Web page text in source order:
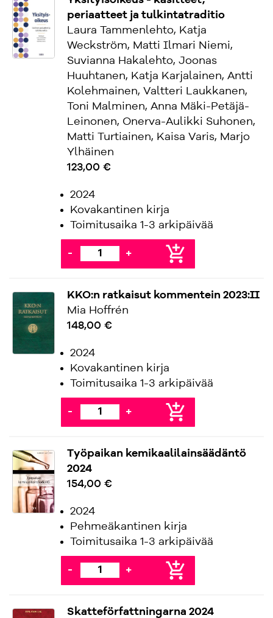
periaatteet ja tulkintatraditio
Laura Tammenlehto, Katja
Weckström, Matti Ilmari Niemi,
Suvianna Hakalehto, Joonas
Huuhtanen, Katja Karjalainen, Antti
Kolehmainen, Valtteri Laukkanen,
Toni Malminen, Anna Mäki-Petäjä-
Leinonen, Onerva-Aulikki Suhonen,
Matti Turtiainen, Kaisa Varis, Marjo
Ylhäinen
123,00 €
2024
Kovakantinen kirja
Toimitusaika 1-3 arkipäivää
- + add_shopping_cart
KKO:n ratkaisut kommentein 2023:II
Mia Hoffrén
148,00 €
2024
Kovakantinen kirja
Toimitusaika 1-3 arkipäivää
- + add_shopping_cart
Työpaikan kemikaalilainsäädäntö
2024
154,00 €
2024
Pehmeäkantinen kirja
Toimitusaika 1-3 arkipäivää
- + add_shopping_cart
Skatteförfattningarna 2024